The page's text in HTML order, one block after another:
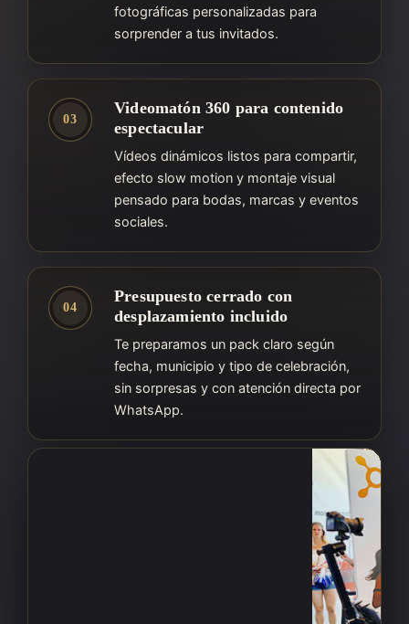
fotográficas personalizadas para
sorprender a tus invitados.
03
Videomatón 360 para contenido
espectacular
Vídeos dinámicos listos para compartir,
efecto slow motion y montaje visual
pensado para bodas, marcas y eventos
sociales.
04
Presupuesto cerrado con
desplazamiento incluido
Te preparamos un pack claro según
fecha, municipio y tipo de celebración,
sin sorpresas y con atención directa por
WhatsApp.